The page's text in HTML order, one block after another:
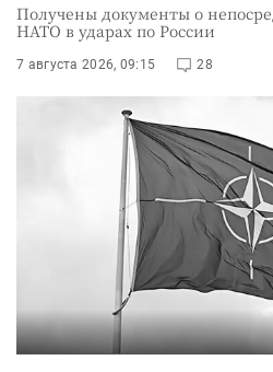
Получены документы о
НАТО в ударах по России
7 августа 2026, 09:15 28